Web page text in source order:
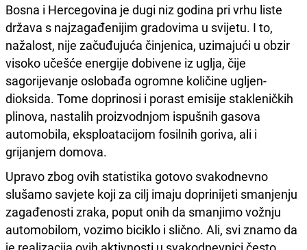
Bosna i Hercegovina je dugi niz godina pri vrhu liste
država s najzagađenijim gradovima u svijetu. I to,
nažalost, nije začuđujuća činjenica, uzimajući u obzir
visoko učešće energije dobivene iz uglja, čije
sagorijevanje oslobađa ogromne količine ugljen-
dioksida. Tome doprinosi i porast emisije stakleničkih
plinova, nastalih proizvodnjom ispušnih gasova
automobila, eksploatacijom fosilnih goriva, ali i
grijanjem domova.
Upravo zbog ovih statistika gotovo svakodnevno
slušamo savjete koji za cilj imaju doprinijeti smanjenju
zagađenosti zraka, poput onih da smanjimo vožnju
automobilom, vozimo biciklo i slično. Ali, svi znamo da